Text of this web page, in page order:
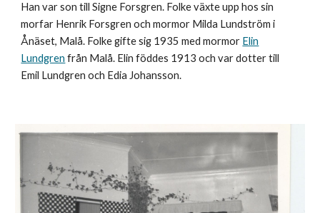
Han var son tillSigne Forsgren. Folke växte upp hos sin
morfar Henrik Forsgren och mormor Milda Lundström i
Ånäset, Malå. Folke gifte sig 1935 med mormor Elin
Lundgren från Malå. Elin föddes 1913 och var dotter till
Emil Lundgren och Edia Johansson.